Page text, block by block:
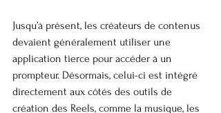
Jusqu’à présent, les créateurs de contenus
devaient généralement utiliser une
application tierce pour accéder à un
prompteur. Désormais, celui-ci est intégré
directement aux côtés des outils de
création des Reels, comme la musique, les